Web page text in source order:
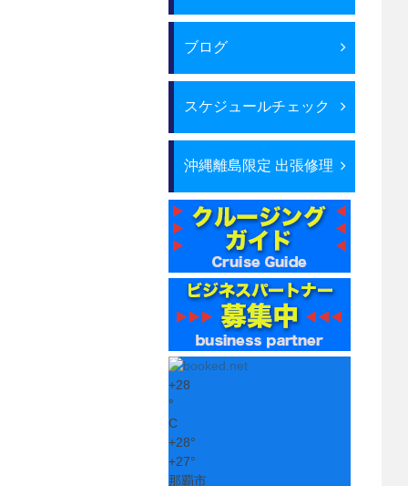
ブログ
スケジュールチェック
沖縄離島限定 出張修理
+28
°
C
+28°
+27°
那覇市